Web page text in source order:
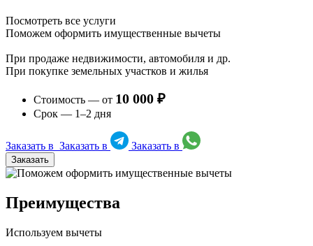
Посмотреть все услуги
Поможем оформить имущественные вычеты
При продаже недвижимости, автомобиля и др.
При покупке земельных участков и жилья
Стоимость — от 10 000 ₽
Срок — 1–2 дня
Заказать в Заказать в Заказать в
Заказать
Преимущества
Используем вычеты